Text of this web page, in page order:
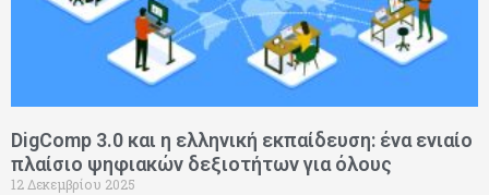
DigComp 3.0 και η ελληνική εκπαίδευση: ένα ενιαίο
πλαίσιο ψηφιακών δεξιοτήτων για όλους
12 Δεκεμβρίου 2025